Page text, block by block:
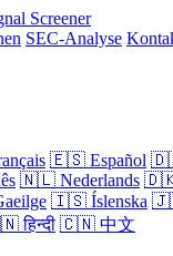
Screener
SEC-Analyse
🇪🇸 Español
🇳🇱 Nederlands
🇮🇸 Íslenska
हिन्दी 🇨🇳 中文